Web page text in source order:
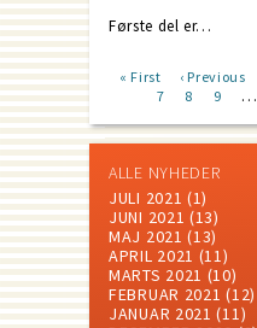
Første del er…
Pagination
First
« First
Previous
page
‹ Previous
7
Page
8 Page
9 …
ALLE NYHEDER
JULI 2021 (1)
JUNI 2021 (13)
MAJ 2021 (13)
APRIL 2021 (11)
MARTS 2021 (10)
FEBRUAR 2021 (12)
JANUAR 2021 (11)